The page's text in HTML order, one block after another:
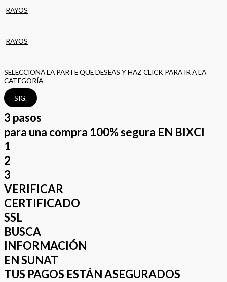
RAYOS
RAYOS
SELECCIONA LA PARTE QUE DESEAS Y HAZ CLICK PARA IR A LA
CATEGORÍA
SIG.
3 pasos
para una compra 100% segura EN BIXCI
1
2
3
VERIFICAR
CERTIFICADO
SSL
BUSCA
INFORMACIÓN
EN SUNAT
TUS PAGOS ESTÁN ASEGURADOS